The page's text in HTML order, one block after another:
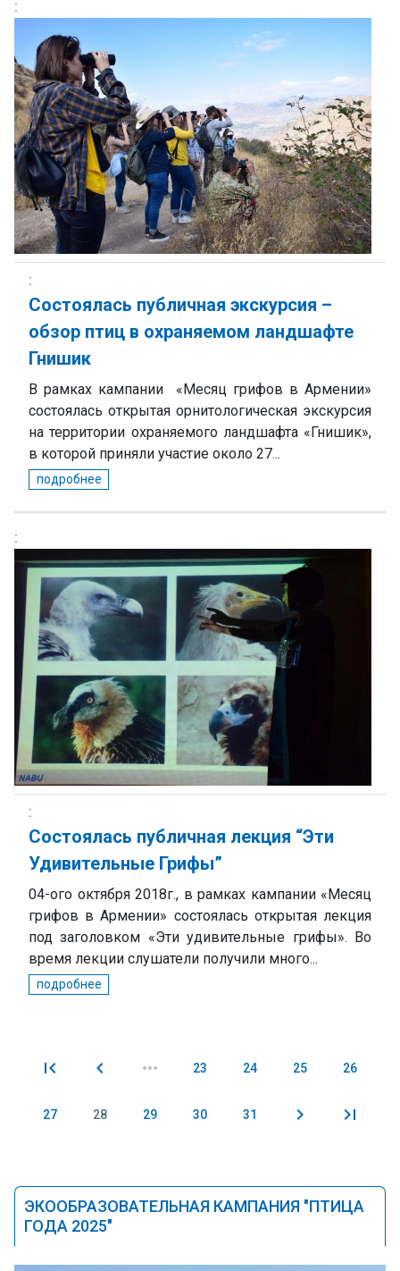
Состоялась публичная экскурсия –
обзор птиц в охраняемом ландшафте
Гнишик
В рамках кампании «Месяц грифов в Армении»
состоялась открытая орнитологическая экскурсия
на территории охраняемого ландшафта «Гнишик»,
в которой приняли участие около 27...
подробнее
Состоялась публичная лекция “Эти
Удивительные Грифы”
04-ого октября 2018г., в рамках кампании «Месяц
грифов в Армении» состоялась открытая лекция
под заголовком «Эти удивительные грифы». Во
время лекции слушатели получили много...
подробнее
Pages 23 24 25 26
27 28 29 30 31
ЭКООБРАЗОВАТЕЛЬНАЯ КАМПАНИЯ "ПТИЦА
ГОДА 2025"